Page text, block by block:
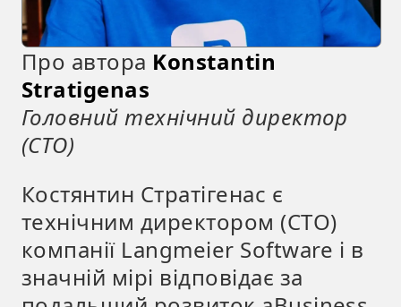
Про автора Konstantin
Stratigenas
Головний технічний директор
(CTO)
Костянтин Стратігенас є
технічним директором (CTO)
компанії Langmeier Software і в
значній мірі відповідає за